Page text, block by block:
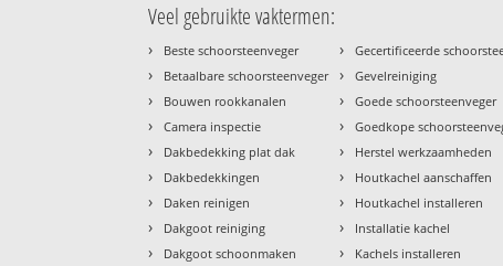
Veel gebruikte vaktermen:
› Beste schoorsteenveger
› Betaalbare schoorsteenveger
› Bouwen rookkanalen
› Camera inspectie
› Dakbedekking plat dak
› Dakbedekkingen
› Daken reinigen
› Dakgoot reiniging
› Dakgoot schoonmaken
› Gecertificeerde
› Gevelreiniging
› Goede schoorsteenveger
› Goedkope
› Herstel werkzaamheden
› Houtkachel aanschaffen
› Houtkachel installeren
› Installatie kachel
› Kachels installeren